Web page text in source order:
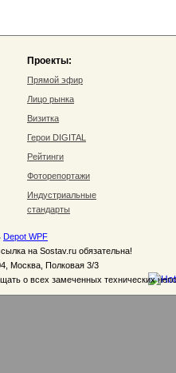
Проекты:
Прямой эфир
Лицо рынка
Визитка
Герои DIGITAL
Рейтинги
Фоторепортажи
Индустриальные
стандарты
Depot WPF
на Sostav.ru обязательна!
Москва, Полковая 3/3
о всех замеченных технических